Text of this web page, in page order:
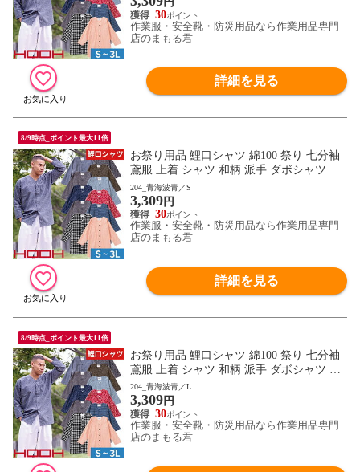
神和風 柄 華やか かっこいい おしゃれ 570
0 作業服 通年 大きいサイズ
30
作業服・安全靴・防災用品なら作業用品専門
店のまもる君
詳細を見る
8/9時点_ポイント最大11倍
お祭り用品 鯉口シャツ 綿100 祭り 七分袖
鳶服 上着 シャツ 和柄 派手 ダボシャツ 村
上被服 鳳皇 HOOH お祭り 夏祭り 花火大会
衣装 大人 男 縁日 出店 おみこし 祭り 職人
神和風 柄 華やか かっこいい おしゃれ 570
0 作業服 通年 大きいサイズ
204_青海波青／S
3,309円
30
作業服・安全靴・防災用品なら作業用品専門
店のまもる君
詳細を見る
8/9時点_ポイント最大11倍
お祭り用品 鯉口シャツ 綿100 祭り 七分袖
鳶服 上着 シャツ 和柄 派手 ダボシャツ 村
上被服 鳳皇 HOOH お祭り 夏祭り 花火大会
衣装 大人 男 縁日 出店 おみこし 祭り 職人
神和風 柄 華やか かっこいい おしゃれ 570
0 作業服 通年 大きいサイズ
204_青海波青／L
3,309円
30
作業服・安全靴・防災用品なら作業用品専門
店のまもる君